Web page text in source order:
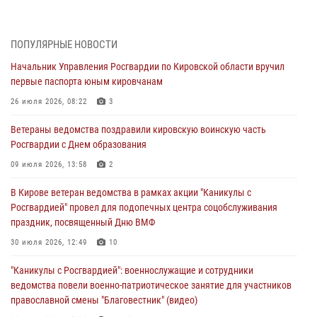
поддельной купюры
04 августа 2026, 09:30
03 августа 2026, 09:01
В Кирове росгвардейцы и ветераны ведомства приняли участие в
03 августа 2026, 08:45
В Кирове росгвардейцы задержали подозреваемого в краже из
магазина
ПОПУЛЯРНЫЕ НОВОСТИ
Начальник Управления Росгвардии по Кировской области вручил
первые паспорта юным кировчанам
26 июля 2026, 08:22 3
Ветераны ведомства поздравили кировскую воинскую часть
Росгвардии с Днем образования
09 июля 2026, 13:58 2
В Кирове ветеран ведомства в рамках акции "Каникулы с
Росгвардией" провел для подопечных центра соцобслуживания
праздник, посвященный Дню ВМФ
30 июля 2026, 12:49 10
"Каникулы с Росгвардией": военнослужащие и сотрудники
ведомства повели военно-патриотическое занятие для участников
православной смены "Благовестник" (видео)